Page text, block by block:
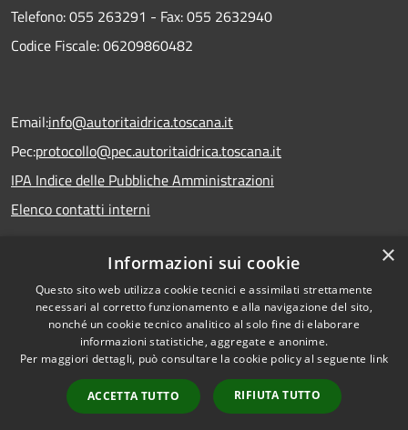
Telefono:055 263291 - Fax:055 2632940
Codice Fiscale: 06209860482
Email:info@autoritaidrica.toscana.it
Pec:protocollo@pec.autoritaidrica.toscana.it
IPA Indice delle Pubbliche Amministrazioni
Elenco contatti interni
Dichiarazione accessibilità
Accessibilità
Copyright © 2026 • Autorità
Idrica Toscana • Powered by
Municipium•
Accesso
redazione
×
Informazioni sui cookie
Questo sito web utilizza cookie tecnici e assimilati strettamente
necessari al corretto funzionamento e alla navigazione del sito,
nonché un cookie tecnico analitico al solo fine di elaborare
informazioni statistiche, aggregate e anonime.
Per maggiori dettagli, può consultare la cookie policy al seguente link
ACCETTA TUTTO RIFIUTA TUTTO